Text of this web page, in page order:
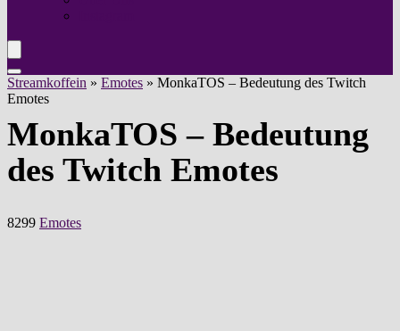
Streamkoffein » Emotes » MonkaTOS – Bedeutung des Twitch
Emotes
MonkaTOS – Bedeutung
des Twitch Emotes
8299 Emotes